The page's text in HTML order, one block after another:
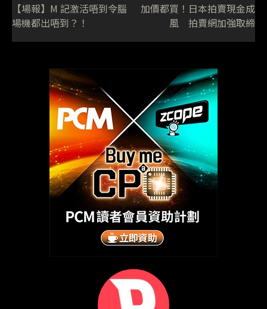
【場報】M 記激活唔到令腦
場機都出唔到？！
加價都買！日本拍賣現金成
風 拍賣網加強取締